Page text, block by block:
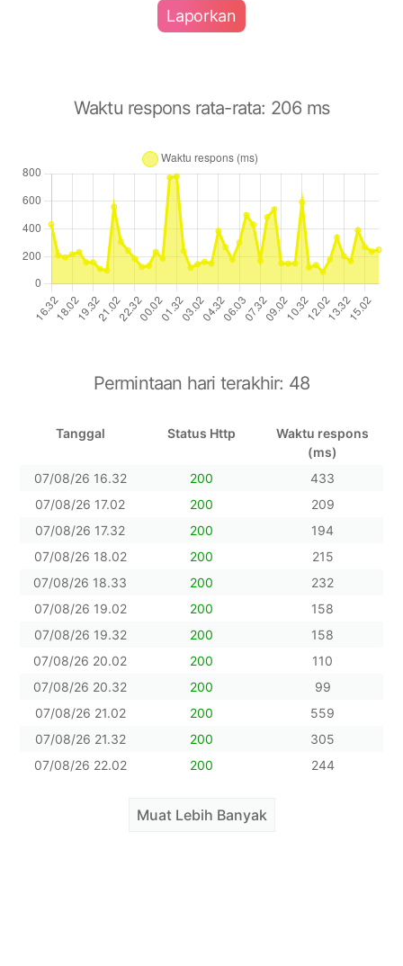
Laporkan
Waktu respons rata-rata: 206 ms
Permintaan hari terakhir: 48
Tanggal Status Http
Waktu respons
(ms)
07/08/26 16.32
200
433
07/08/26 17.02
200
209
07/08/26 17.32
200
194
07/08/26 18.02
200
215
07/08/26 18.33
200
232
07/08/26 19.02
200
158
07/08/26 19.32
200
158
07/08/26 20.02
200
110
07/08/26 20.32
200
99
07/08/26 21.02
200
559
07/08/26 21.32
200
305
07/08/26 22.02
200 244
Muat Lebih Banyak